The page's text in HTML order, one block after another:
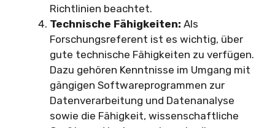
Richtlinien beachtet.
Technische Fähigkeiten: Als
Forschungsreferent ist es wichtig, über
gute technische Fähigkeiten zu verfügen.
Dazu gehören Kenntnisse im Umgang mit
gängigen Softwareprogrammen zur
Datenverarbeitung und Datenanalyse
sowie die Fähigkeit, wissenschaftliche